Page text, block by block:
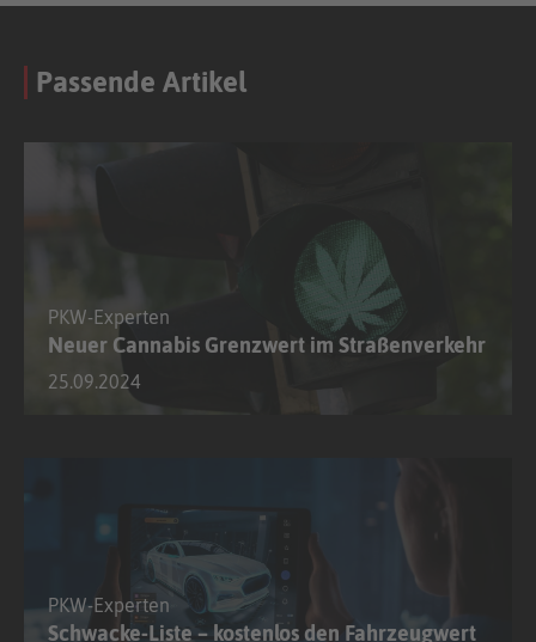
Passende Artikel